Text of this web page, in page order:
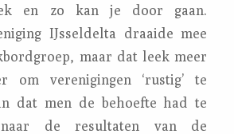
en zo kan je door gaan.
IJsseldelta draaide mee
maar dat leek meer
om verenigingen ‘rustig’ te
dat men de behoefte had te
de resultaten van de